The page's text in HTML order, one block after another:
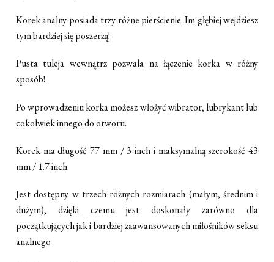
Korek analny posiada trzy różne pierścienie. Im głębiej wejdziesz
tym bardziej się poszerzą!
Pusta tuleja wewnątrz pozwala na łączenie korka w różny
sposób!
Po wprowadzeniu korka możesz włożyć wibrator, lubrykant lub
cokolwiek innego do otworu.
Korek ma długość 77 mm / 3 inch i maksymalną szerokość 43
mm / 1.7 inch.
Jest dostępny w trzech różnych rozmiarach (małym, średnim i
dużym), dzięki czemu jest doskonały zarówno dla
początkujących jak i bardziej zaawansowanych miłośników seksu
analnego